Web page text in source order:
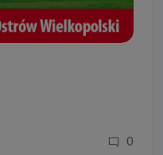
0